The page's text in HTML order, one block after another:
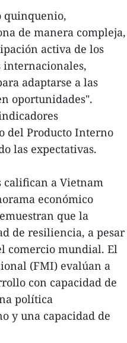
quinquenio,
de manera compleja,
activa de los
internacionales,
adaptarse a las
oportunidades".
del Producto Interno
las expectativas.
califican a Vietnam
económico
que la
de resiliencia, a pesar
comercio mundial. El
(FMI) evalúan a
con capacidad de
política
y una capacidad de